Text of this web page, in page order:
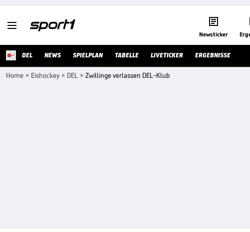
 
Newsticker
DEL NEWS SPIELPLAN TABELLE LIVETICKER ERGEBNISSE
Home > Eishockey > DEL > Zwillinge verlassen DEL-Klub